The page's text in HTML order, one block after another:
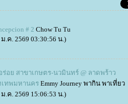
# 2 Chow Tu Tu
ม.ค. 2569 03:30:56 น.)
ร่อย สาขาเกษตร​-นวมินทร์ @ ลาดพร้าว
เทพมหานคร Emmy Journey พากิน พาเที่ยว
ม.ค. 2569 15:06:53 น.)